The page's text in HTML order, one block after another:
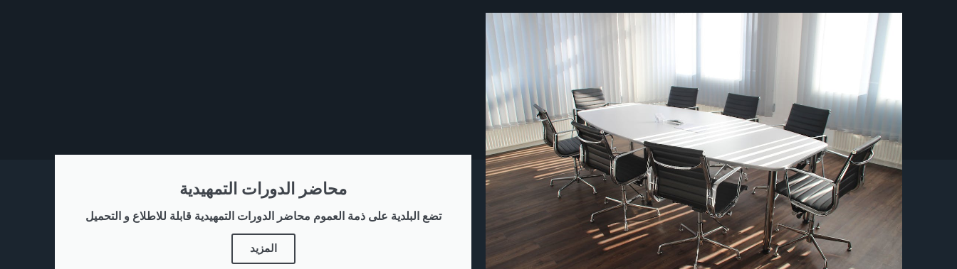
محاضر الدورات التمهيدية
تضع البلدية على ذمة العموم محاضر الدورات التمهيدية قابلة للاطلاع و التحميل
المزيد